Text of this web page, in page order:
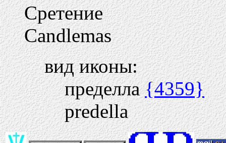
Сретение
Candlemas
вид иконы:
пределла{4359}
predella